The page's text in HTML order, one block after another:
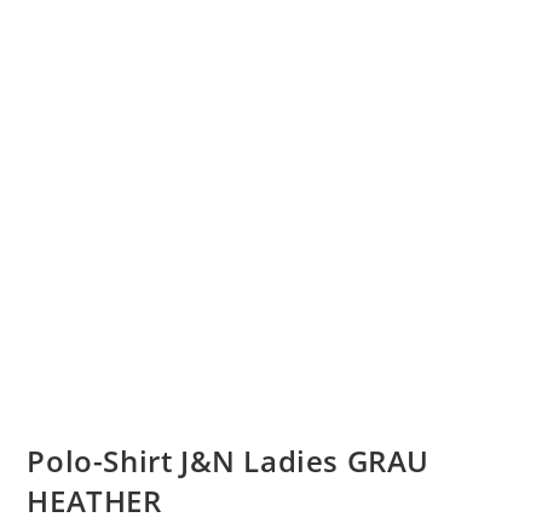
Polo-Shirt J&N Ladies GRAU
HEATHER